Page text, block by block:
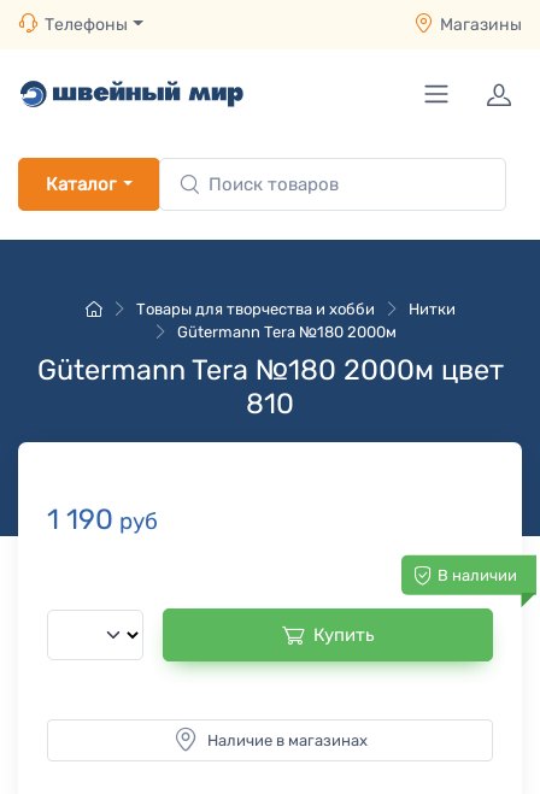
Телефоны Магазины
Каталог
Товары для творчества и хобби
Нитки
Gütermann Tera №180 2000м
Gütermann Tera №180 2000м цвет
810
1 190 руб
В наличии
Купить
Наличие в магазинах